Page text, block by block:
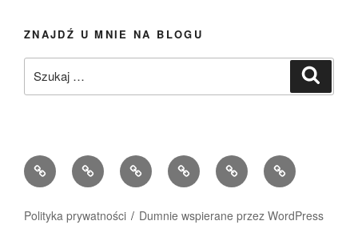
ZNAJDŹ U MNIE NA BLOGU
Strona
główna
O
mnie
Menu
moje
Galeria
zdjęć
Niezbędnik
w
Historie
Moich
Polityka prywatności Dumnie wspierane przez WordPress